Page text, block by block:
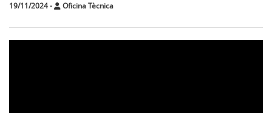
19/11/2024- Oficina Tècnica